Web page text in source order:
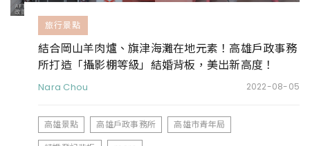
旅行景點
結合岡山羊肉爐、旗津海灘在地元素！高雄戶政事務
所打造「攝影棚等級」結婚背板，美出新高度！
Nara Chou 2022-08-05
高雄景點 高雄戶政事務所
高雄市青年局